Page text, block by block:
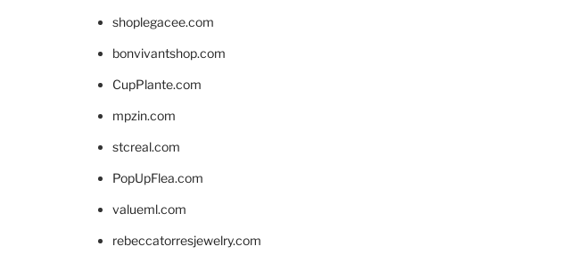
shoplegacee.com
bonvivantshop.com
CupPlante.com
mpzin.com
stcreal.com
PopUpFlea.com
valueml.com
rebeccatorresjewelry.com